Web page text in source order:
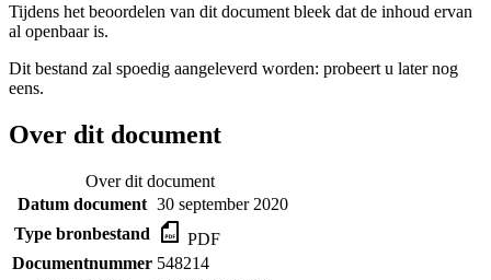
Tijdens het beoordelen van dit document bleek dat de inhoud ervan
al openbaar is.
Dit bestand zal spoedig aangeleverd worden: probeert u later nog
eens.
Over dit document
Over dit document
Datum document 30 september 2020
Type bronbestand
PDF
Documentnummer 548214